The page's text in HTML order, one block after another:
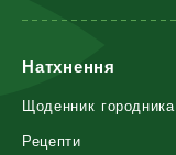
Натхнення
Щоденник городника
Рецепти